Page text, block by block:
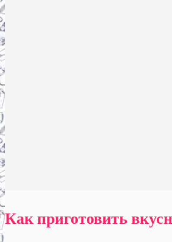
Как приготовить